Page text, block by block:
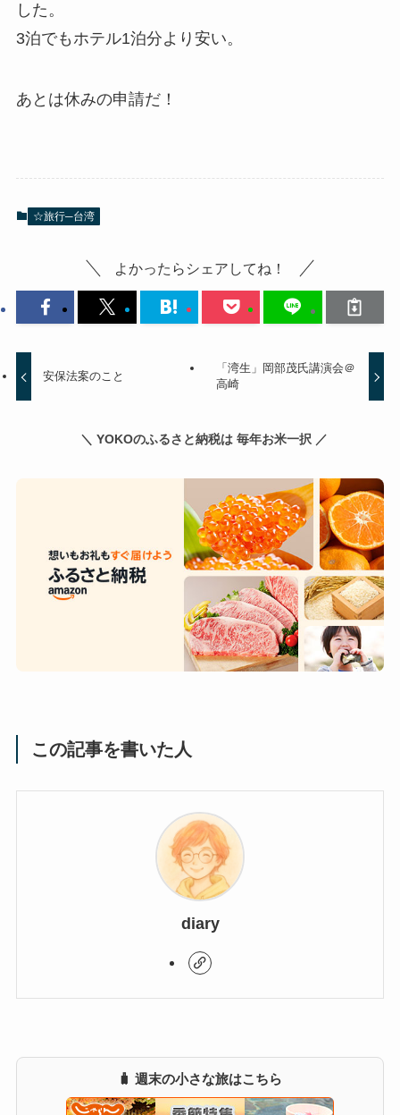
した。
3泊でもホテル1泊分より安い。
あとは休みの申請だ！
☆旅行─台湾
よかったらシェアしてね！
安保法案のこと
「湾生」岡部茂氏講演会＠
高崎
＼ YOKOのふるさと納税は 毎年お米一択 ／
この記事を書いた人
diary
🧳 週末の小さな旅はこちら